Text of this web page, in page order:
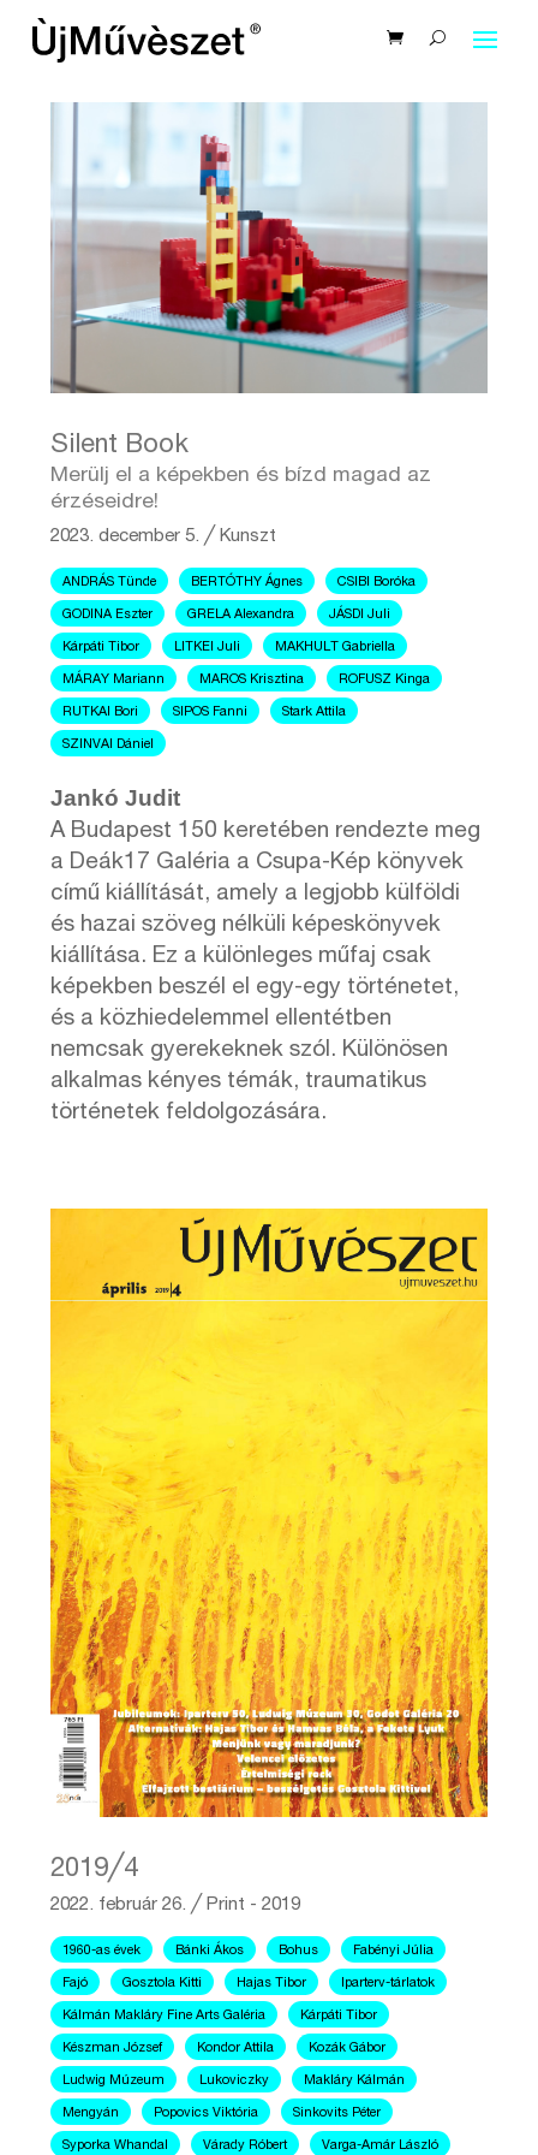
Silent Book
Merülj el a képekben és bízd magad az
érzéseidre!
2023. december 5. ╱Kunszt
ANDRÁS Tünde BERTÓTHY Ágnes CSIBI Boróka
GODINA Eszter GRELA Alexandra JÁSDI Juli
Kárpáti Tibor LITKEI Juli MAKHULT Gabriella
MÁRAY Mariann MAROS Krisztina ROFUSZ Kinga
RUTKAI Bori SIPOS Fanni Stark Attila
SZINVAI Dániel
Jankó Judit
A Budapest 150 keretében rendezte meg
a Deák17 Galéria a Csupa-Kép könyvek
című kiállítását, amely a legjobb külföldi
és hazai szöveg nélküli képeskönyvek
kiállítása. Ez a különleges műfaj csak
képekben beszél el egy-egy történetet,
és a közhiedelemmel ellentétben
nemcsak gyerekeknek szól. Különösen
alkalmas kényes témák, traumatikus
történetek feldolgozására.
2019╱4
2022. február 26. ╱Print - 2019
1960-as évek Bánki Ákos Bohus Fabényi Júlia
Fajó Gosztola Kitti Hajas Tibor Iparterv-tárlatok
Kálmán Makláry Fine Arts Galéria Kárpáti Tibor
Készman József Kondor Attila Kozák Gábor
Ludwig Múzeum Lukoviczky Makláry Kálmán
Mengyán Popovics Viktória Sinkovits Péter
Syporka Whandal Várady Róbert Varga-Amár László